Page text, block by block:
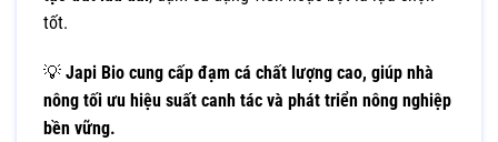
tốt.
💡 Japi Bio cung cấp đạm cá chất lượng cao, giúp nhà
nông tối ưu hiệu suất canh tác và phát triển nông nghiệp
bền vững.